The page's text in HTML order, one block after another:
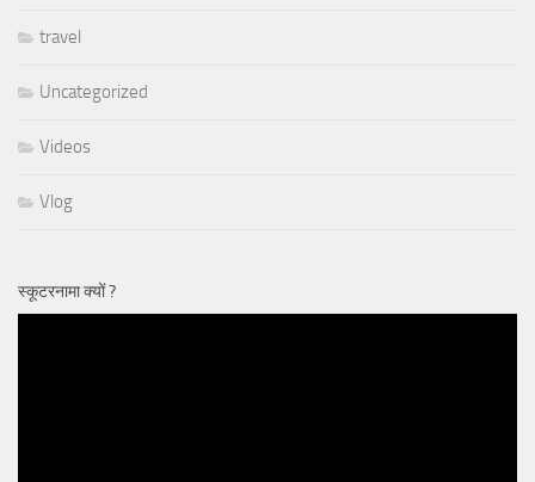
travel
Uncategorized
Videos
Vlog
स्कूटरनामा क्यों ?